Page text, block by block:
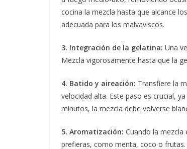
cocina la mezcla hasta que alcance
adecuada para los malvaviscos.
3. Integración de la gelatina: Una
Mezcla vigorosamente hasta que la
4. Batido y aireación: Transfiere la
velocidad alta. Este paso es crucial,
minutos, la mezcla debe volverse
5. Aromatización: Cuando la mezcla
prefieras, como menta, coco o